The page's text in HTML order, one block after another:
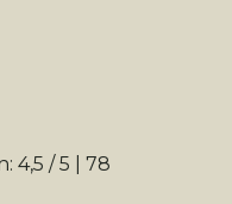
4,5 /5
78